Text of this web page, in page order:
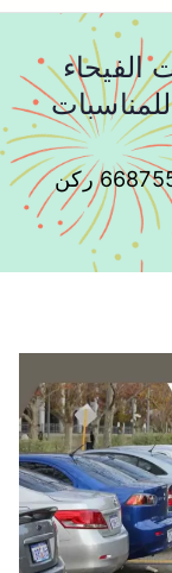
خدمة باركينج صف سيارات الفيحاء 66875552 ركن